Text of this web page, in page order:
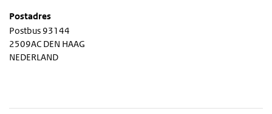
Postadres
Postbus 93144
2509AC DEN HAAG
NEDERLAND